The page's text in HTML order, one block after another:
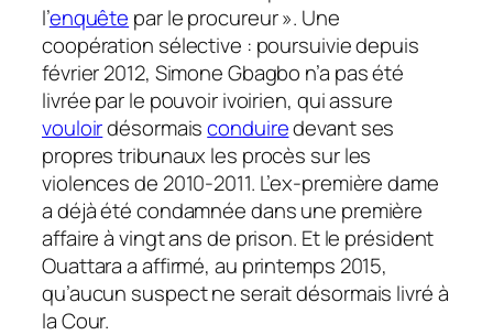
l’enquête par le procureur ». Une
coopération sélective : poursuivie depuis
février 2012, Simone Gbagbo n’a pas été
livrée par le pouvoir ivoirien, qui assure
vouloirdésormaisconduiredevant ses
propres tribunaux les procès sur les
violences de 2010-2011. L’ex-première dame
a déjà été condamnée dans une première
affaire à vingt ans de prison. Et le président
Ouattara a affirmé, au printemps 2015,
qu’aucun suspect ne serait désormais livré à
la Cour.